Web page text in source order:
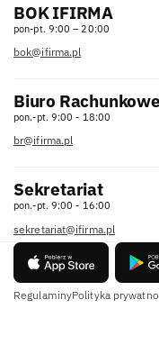
BOK IFIRMA
pon-pt. 9:00 – 20:00
bok@ifirma.pl
Biuro Rachunkowe
pon.-pt. 9:00 - 18:00
br@ifirma.pl
Sekretariat
pon.-pt. 9:00 - 16:00
sekretariat@ifirma.pl
RegulaminyPolityka